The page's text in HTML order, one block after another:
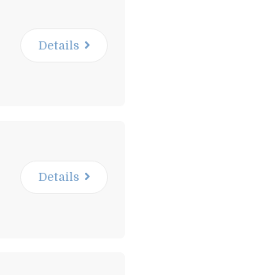
Details
Details